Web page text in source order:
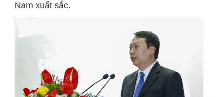
Nam xuất sắc.